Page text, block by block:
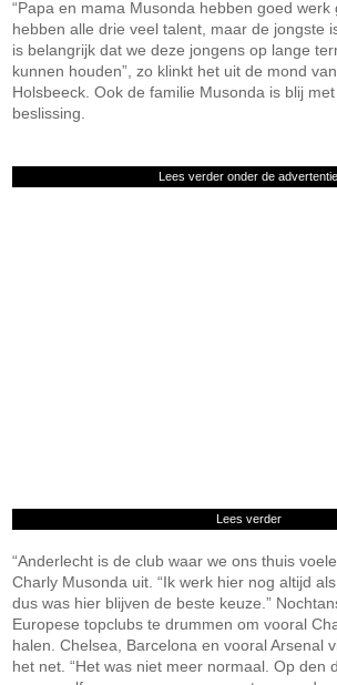
“Papa en mama Musonda hebben goed werk
hebben alle drie veel talent, maar de jongste
is belangrijk dat we deze jongens op lange
kunnen houden”, zo klinkt het uit de mond
Holsbeeck. Ook de familie Musonda is blij
beslissing.
Lees verder onder de advertentie
Lees verder
“Anderlecht is de club waar we ons thuis
Charly Musonda uit. “Ik werk hier nog altijd
dus was hier blijven de beste keuze.”
Europese topclubs te drummen om vooral
halen. Chelsea, Barcelona en vooral Arsenal
het net. “Het was niet meer normaal. Op den